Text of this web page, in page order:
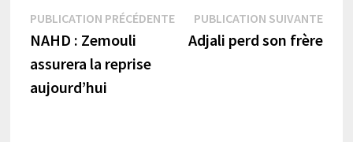
Navigation
de
l’article
PUBLICATION PRÉCÉDENTEPublication
précédente :
NAHD : Zemouli
assurera la reprise
aujourd’hui
PUBLICATION SUIVANTE
Adjali perd son frère